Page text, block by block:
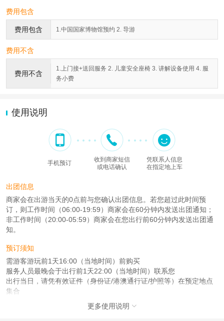
费用包含
费用包含 1.中国国家博物馆预约 2. 导游
费用不含
费用不含
1.上门接+送回服务 2. 儿童安全座椅 3. 讲解设备使用 4. 服
务小费
使用说明
手机预订
收到商家短信
或电话确认
凭联系人信息
在指定地上车
出团信息
商家会在出游当天的0点前与您确认出团信息。若您超过此时间预
订，则工作时间（06:00-19:59）商家会在60分钟内发送出团通知；
非工作时间（20:00-05:59）商家会在您出行前60分钟内发送出团通
知。
预订须知
需游客游玩前1天16:00（当地时间）前购买
服务人员最晚会于出行前1天22:00（当地时间）联系您
出行当日，请凭有效证件（身份证/港澳通行证/护照等）在预定地点
集合
查看特许经营许可证信息
更多使用说明 